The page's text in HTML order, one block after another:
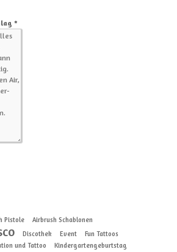
*
Pistole
Airbrush Schablonen
Discothek Event
Fun Tattoos
und Tattoo
Kindergartengeburtstag